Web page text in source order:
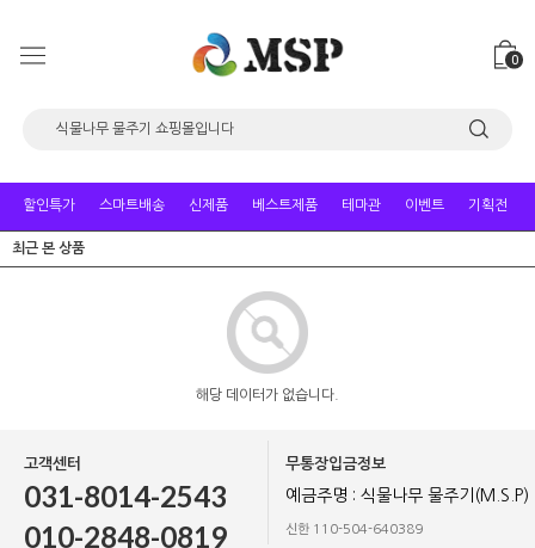
0
할인특가 스마트배송 신제품 베스트제품 테마관 이벤트 기획전
최근 본 상품
해당 데이터가 없습니다.
고객센터
031-8014-2543
010-2848-0819
무통장입금정보
예금주명 : 식물나무 물주기(M.S.P)
신한 110-504-640389